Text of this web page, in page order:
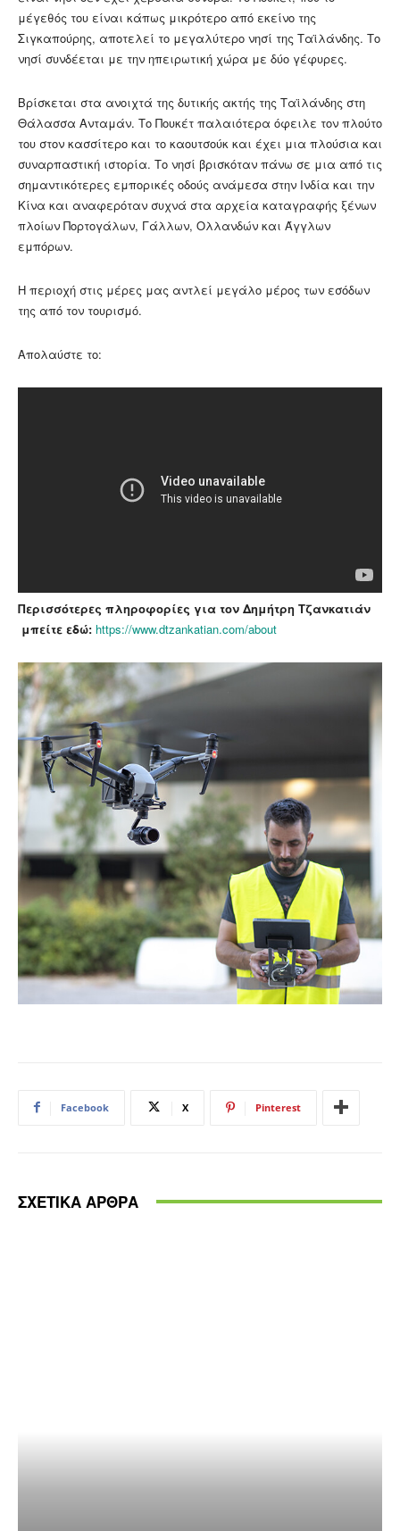
μέγεθός του είναι κάπως μικρότερο από εκείνο της
Σιγκαπούρης, αποτελεί το μεγαλύτερο νησί της Ταϊλάνδης. Το
νησί συνδέεται με την ηπειρωτική χώρα με δύο γέφυρες.
Βρίσκεται στα ανοιχτά της δυτικής ακτής της Ταϊλάνδης στη
Θάλασσα Ανταμάν. Το Πουκέτ παλαιότερα όφειλε τον πλούτο
του στον κασσίτερο και το καουτσούκ και έχει μια πλούσια και
συναρπαστική ιστορία. Το νησί βρισκόταν πάνω σε μια από τις
σημαντικότερες εμπορικές οδούς ανάμεσα στην Ινδία και την
Κίνα και αναφερόταν συχνά στα αρχεία καταγραφής ξένων
πλοίων Πορτογάλων, Γάλλων, Ολλανδών και Άγγλων
εμπόρων.
Η περιοχή στις μέρες μας αντλεί μεγάλο μέρος των εσόδων
της από τον τουρισμό.
Απολαύστε το:
Περισσότερες πληροφορίες για τον Δημήτρη Τζανκατιάν
μπείτε εδώ: https://www.dtzankatian.com/about
Facebook X Pinterest
ΣΧΕΤΙΚΑ ΑΡΘΡΑ